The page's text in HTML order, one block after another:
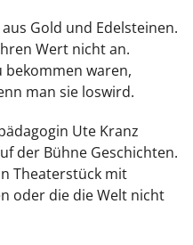
Gold und Edelsteinen.
Wert nicht an.
bekommen waren,
man sie loswird.
Ute Kranz
der Bühne Geschichten.
Theaterstück mit
oder die die Welt nicht